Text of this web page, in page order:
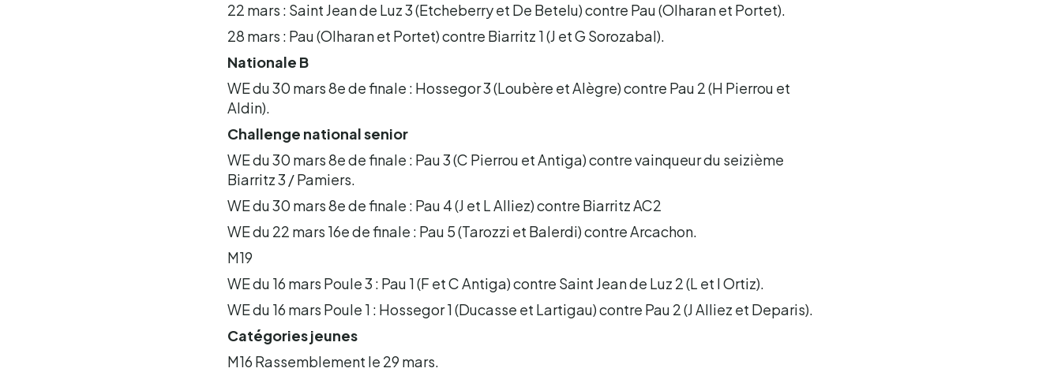
22 mars : Saint Jean de Luz 3 (Etcheberry et De Betelu) contre Pau (Olharan et Portet).
28 mars : Pau (Olharan et Portet) contre Biarritz 1 (J et G Sorozabal).
Nationale B
WE du 30 mars 8e de finale : Hossegor 3 (Loubère et Alègre) contre Pau 2 (H Pierrou et
Aldin).
Challenge national senior
WE du 30 mars 8e de finale : Pau 3 (C Pierrou et Antiga) contre vainqueur du seizième
Biarritz 3 / Pamiers.
WE du 30 mars 8e de finale : Pau 4 (J et L Alliez) contre Biarritz AC2
WE du 22 mars 16e de finale : Pau 5 (Tarozzi et Balerdi) contre Arcachon.
M19
WE du 16 mars Poule 3 : Pau 1 (F et C Antiga) contre Saint Jean de Luz 2 (L et I Ortiz).
WE du 16 mars Poule 1 : Hossegor 1 (Ducasse et Lartigau) contre Pau 2 (J Alliez et Deparis).
Catégories jeunes
M16 Rassemblement le 29 mars.